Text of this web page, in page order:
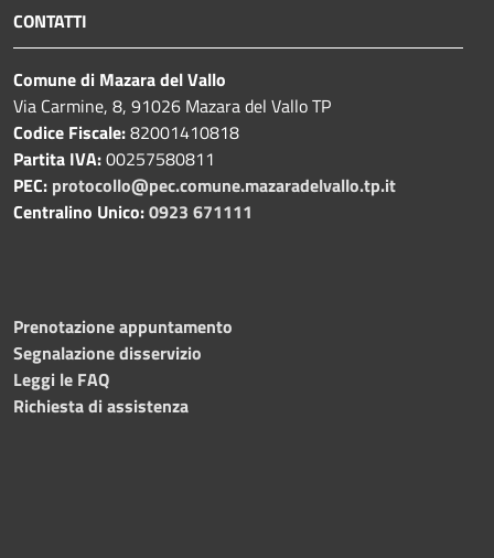
CONTATTI
Comune di Mazara del Vallo
Via Carmine, 8, 91026 Mazara del Vallo TP
Codice Fiscale:82001410818
Partita IVA:00257580811
PEC: protocollo@pec.comune.mazaradelvallo.tp.it
Centralino Unico:0923 671111
Prenotazione appuntamento
Segnalazione disservizio
Leggi le FAQ
Richiesta di assistenza